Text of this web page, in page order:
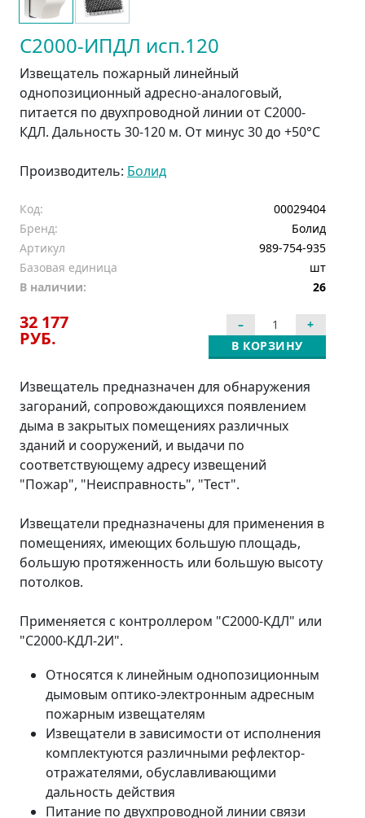
С2000-ИПДЛ исп.120
Извещатель пожарный линейный
однопозиционный адресно-аналоговый,
питается по двухпроводной линии от С2000-
КДЛ. Дальность 30-120 м. От минус 30 до +50°С
Производитель: Болид
Код:
00029404
Бренд:
Болид
Артикул
989-754-935
Базовая единица
шт
В наличии:
26
32 177
РУБ. В КОРЗИНУ
Извещатель предназначен для обнаружения
загораний, сопровождающихся появлением
дыма в закрытых помещениях различных
зданий и сооружений, и выдачи по
соответствующему адресу извещений
"Пожар", "Неисправность", "Тест".
Извещатели предназначены для применения в
помещениях, имеющих большую площадь,
большую протяженность или большую высоту
потолков.
Применяется с контроллером "С2000-КДЛ" или
"С2000-КДЛ-2И".
Относятся к линейным однопозиционным
дымовым оптико-электронным адресным
пожарным извещателям
Извещатели в зависимости от исполнения
комплектуются различными рефлектор-
отражателями, обуславливающими
дальность действия
Питание по двухпроводной линии связи